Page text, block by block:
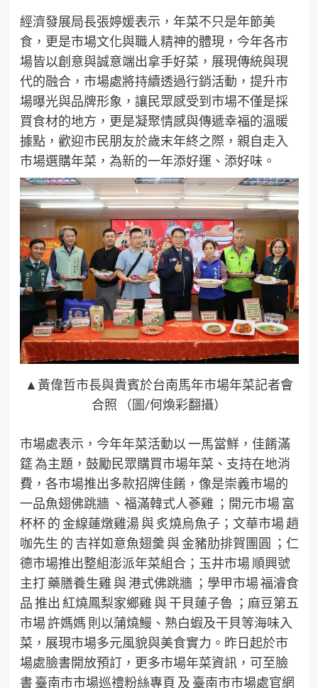
經濟發展局長張婷媛表示，年菜不只是年節美
食，更是市場文化與職人精神的體現，今年各市
場皆以創意與誠意端出拿手好菜，展現傳統與現
代的融合，市場處將持續透過行銷活動，提升市
場曝光與品牌形象，讓民眾感受到市場不僅是採
買食材的地方，更是凝聚情感與傳遞幸福的溫暖
據點，歡迎市民朋友於歲末年終之際，親自走入
市場選購年菜，為新的一年添好運、添好味。
▲黃偉哲市長與貴賓於台南馬年市場年菜記者會
合照 （圖/何煥彩翻攝）
市場處表示，今年年菜活動以 一馬當鮮，佳餚滿
筵 為主題，鼓勵民眾購買市場年菜、支持在地消
費，各市場推出多款招牌佳餚，像是崇義市場的
一品魚翅佛跳牆 、福滿韓式人蔘雞 ；開元市場 富
杯杯 的 金線蓮燉雞湯 與 炙燒烏魚子；文華市場 趙
咖先生 的 吉祥如意魚翅羹 與 金豬肋排賀團圓 ；仁
德市場推出整組澎派年菜組合；玉井市場 順興號
主打 藥膳養生雞 與 港式佛跳牆 ；學甲市場 福濬食
品 推出 紅燒鳳梨家鄉雞 與 干貝蓮子魯 ；麻豆第五
市場 許媽媽 則以蒲燒鰻、熟白蝦及干貝等海味入
菜，展現市場多元風貌與美食實力。昨日起於市
場處臉書開放預訂，更多市場年菜資訊，可至臉
書 臺南市市場巡禮粉絲專頁 及 臺南市市場處官網